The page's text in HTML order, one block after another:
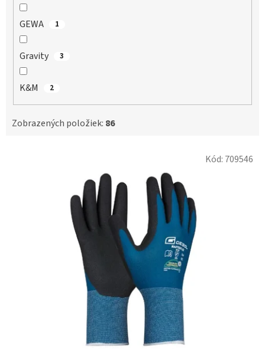
GEWA 1
Gravity 3
K&M 2
Zobrazených položiek: 86
Kód: 709546